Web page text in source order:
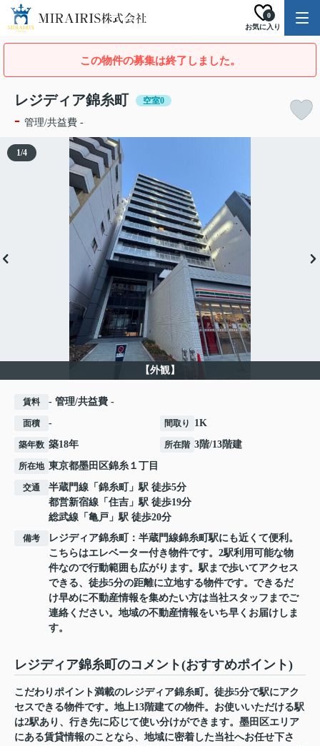
お気に入り
0
この物件の募集は終了しました。
レジディア錦糸町 空室0
- 管理/共益費 -
【外観】
1/4
賃料 - 管理/共益費 -
面積 - 間取り 1K
築年数 築18年 所在階 3階/13階建
所在地 東京都墨田区錦糸１丁目
交通 半蔵門線 「 錦糸町
」駅 徒歩5分
都営新宿線 「 住吉 」駅 徒歩19分
総武線 「 亀戸 」駅 徒歩20分
備考
レジディア錦糸町：半蔵門線錦糸町駅にも近くて便利。
こちらはエレベーター付き物件です。2駅利用可能な物
件なので行動範囲も広がります。駅まで歩いてアクセス
できる、徒歩5分の距離に立地する物件です。できるだ
け早めに不動産情報を集めたい方は当社スタッフまでご
連絡ください。地域の不動産情報をいち早くお届けしま
す。
レジディア錦糸町のコメント(おすすめポイント)
こだわりポイント満載のレジディア錦糸町。徒歩5分で駅にアク
セスできる物件です。地上13階建ての物件。お使いいただける駅
は2駅あり、行き先に応じて使い分けができます。墨田区エリア
にある賃貸情報のことなら、地域に密着した当社へお任せ下さ